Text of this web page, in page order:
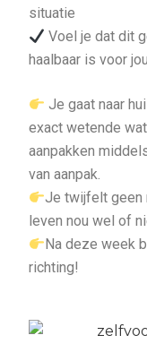
situatie
Voel je dat dit
haalbaar is voor jou
Je gaat naar
exact wetende
aanpakken
van aanpak.
Je twijfelt geen
leven nou wel of
Na deze week
richting!